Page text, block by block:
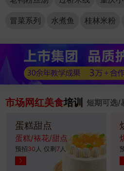
冒菜系列 水煮鱼 桂林米粉
市场网红美食培训 短期可选/
蛋糕甜点
蛋糕/裱花/甜点
预招30 人 仅剩7人